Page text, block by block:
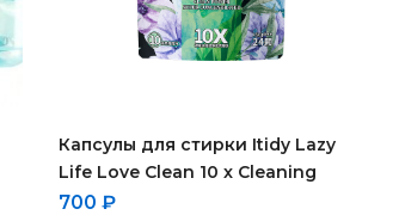
Капсулы для стирки Itidy Lazy
Life Love Clean 10 x Cleaning
700 ₽